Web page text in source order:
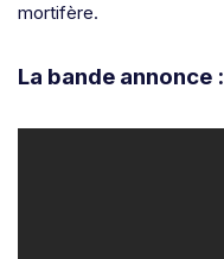
mortifère.
La bande annonce :